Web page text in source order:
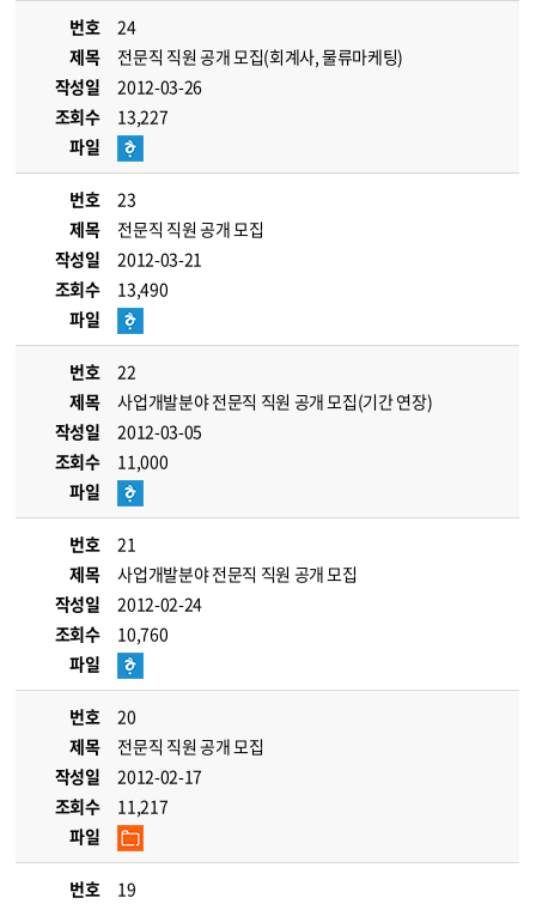
번호
24
제목
전문직 직원 공개 모집(회계사, 물류마케팅)
작성일
2012-03-26
조회수
13,227
파일
번호
23
제목
전문직 직원 공개 모집
작성일
2012-03-21
조회수
13,490
파일
번호
22
제목
사업개발분야 전문직 직원 공개 모집(기간 연장)
작성일
2012-03-05
조회수
11,000
파일
번호
21
제목
사업개발분야 전문직 직원 공개 모집
작성일
2012-02-24
조회수
10,760
파일
번호
20
제목
전문직 직원 공개 모집
작성일
2012-02-17
조회수
11,217
파일
번호
19